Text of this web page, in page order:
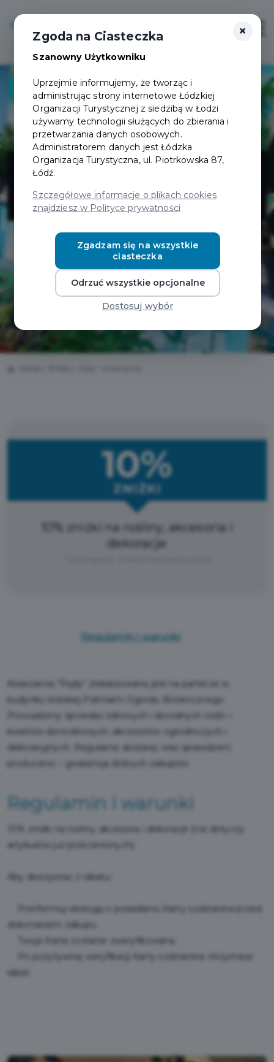
Login/Rejestracja
Pędy -
kwiaciarnia
10%
ZNIŻKI
10% zniżki na rośliny, akcesoria i
dekoracje
Regulamin i warunki
Kwiaciarnia "Pędy" zlokalizowana jest na parterze w
budynku łódzkiej Palmiarni Ogrodu Botanicznego.
Prowadzimy sprzedaż zdrowych i dorodnych roślin i
kwiatów doniczkowych, akcesoriów ogrodniczych i
dekoracyjnych. Regularne dostawy oraz sprawdzeni
producenci – gwarancja dobrych zakupów.
Regulamin i warunki
10% zniżki na rośliny, akcesoria i dekoracje (nie dotyczy
artykułów już przecenionych).
Aby skorzystać z rabatu:
Poinformuj obsługę o posiadaniu Karty Łodzianina przed
dokonaniem zakupu.
Twoja Karta zostanie zweryfikowana.
Po pozytywnej weryfikacji Karty Łodzianina otrzymasz
rabat.
×
Zgoda na Ciasteczka
Szanowny Użytkowniku
Uprzejmie informujemy, że tworząc i
administrując strony internetowe Łódzkiej
Organizacji Turystycznej z siedzibą w Łodzi
używamy technologii służących do zbierania i
przetwarzania danych osobowych.
Administratorem danych jest Łódzka
Organizacja Turystyczna, ul. Piotrkowska 87,
Łódź.
Szczegółowe informacje o plikach cookies
znajdziesz w Polityce prywatności
Zgadzam się na wszystkie
ciasteczka
Odrzuć wszystkie opcjonalne
Dostosuj wybór